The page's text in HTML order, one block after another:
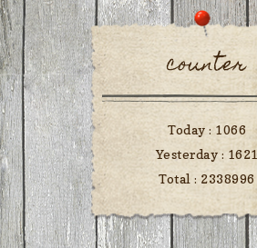
counter
Today : 1066
Yesterday : 1621
Total : 2338996